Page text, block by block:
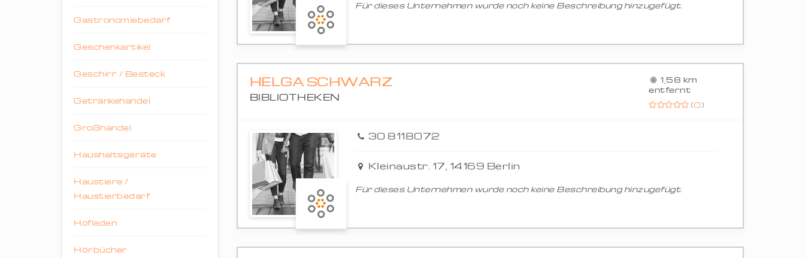
Gastronomiebedarf
Geschenkartikel
Geschirr / Besteck
Getränkehandel
Großhandel
Haushaltsgeräte
Haustiere /
Haustierbedarf
Hofladen
Hörbücher
Für dieses Unternehmen wurde noch keine Beschreibung hinzugefügt.
HELGA SCHWARZ
BIBLIOTHEKEN
1,58 km
entfernt
(0)
30 8118072
Kleinaustr. 17, 14169 Berlin
Für dieses Unternehmen wurde noch keine Beschreibung hinzugefügt.